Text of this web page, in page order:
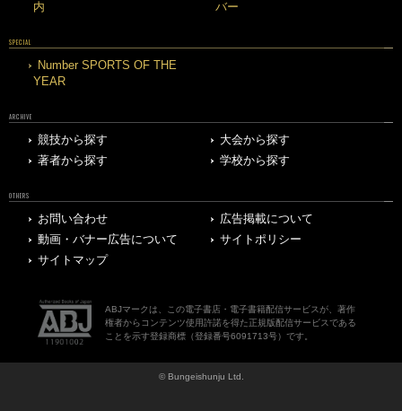
内
バー
SPECIAL
Number SPORTS OF THE
YEAR
ARCHIVE
競技から探す
大会から探す
著者から探す
学校から探す
OTHERS
お問い合わせ
広告掲載について
動画・バナー広告について
サイトポリシー
サイトマップ
ABJマークは、この電子書店・電子書籍配信サービスが、著作
権者からコンテンツ使用許諾を得た正規版配信サービスである
ことを示す登録商標（登録番号6091713号）です。
© Bungeishunju Ltd.